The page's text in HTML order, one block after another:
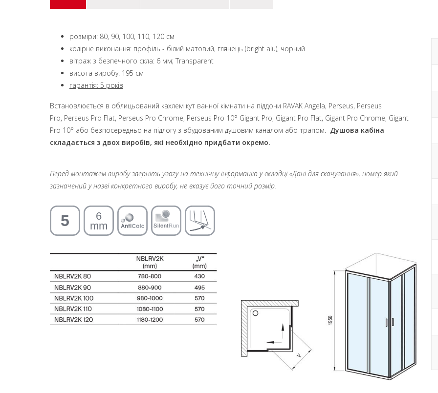
розміри: 80, 90, 100, 110, 120 см
колірне виконання: профіль - білий матовий, глянець (bright alu), чорний
вітраж з безпечного скла: 6 мм; Transparent
висота виробу: 195 см
гарантія: 5 років
Встановлюється в облицьований кахлем кут ванної кімнати на піддони RAVAK Angela, Perseus, Perseus
Pro, Perseus Pro Flat, Perseus Pro Chrome, Perseus Pro 10° Gigant Pro, Gigant Pro Flat, Gigant Pro Chrome, Gigant
Pro 10° або безпосередньо на підлогу з вбудованим душовим каналом або трапом.
Душова кабіна
складається з двох виробів, які необхідно придбати окремо.
Перед монтажем виробу зверніть увагу на технічну інформацію у вкладці «Дані для скачування», номер який
зазначений у назві конкретного виробу, не вказує його точний розмір.